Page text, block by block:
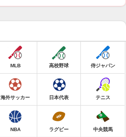
MLB 高校野球 侍ジャパン
海外サッカー 日本代表 テニス
NBA ラグビー 中央競馬